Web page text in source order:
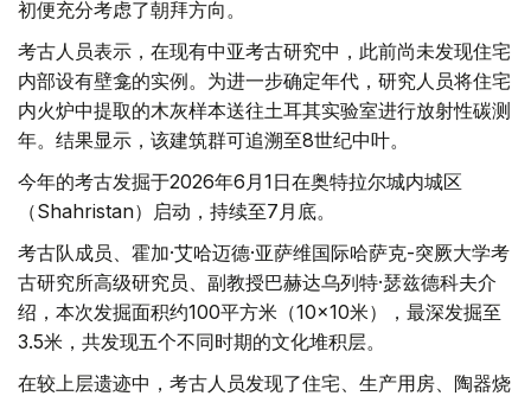
初便充分考虑了朝拜方向。
考古人员表示，在现有中亚考古研究中，此前尚未发现住宅
内部设有壁龛的实例。为进一步确定年代，研究人员将住宅
内火炉中提取的木灰样本送往土耳其实验室进行放射性碳测
年。结果显示，该建筑群可追溯至8世纪中叶。
今年的考古发掘于2026年6月1日在奥特拉尔城内城区
（Shahristan）启动，持续至7月底。
考古队成员、霍加·艾哈迈德·亚萨维国际哈萨克-突厥大学考
古研究所高级研究员、副教授巴赫达乌列特·瑟兹德科夫介
绍，本次发掘面积约100平方米（10×10米），最深发掘至
3.5米，共发现五个不同时期的文化堆积层。
在较上层遗迹中，考古人员发现了住宅、生产用房、陶器烧